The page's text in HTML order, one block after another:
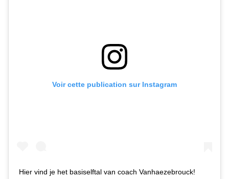
Voir cette publication sur Instagram
Hier vind je het basiselftal van coach Vanhaezebrouck!